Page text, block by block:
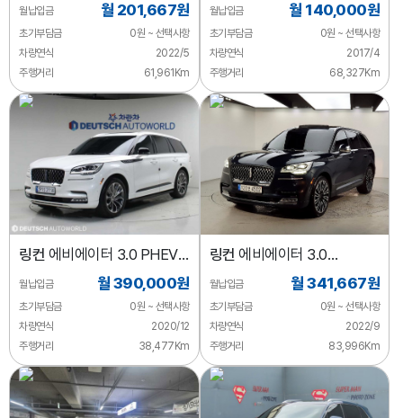
월납입금 월 201,667원
초기부담금
0원 ~ 선택사항
차량연식
2022/5
주행거리
61,961Km
월납입금 월 140,000원
초기부담금
0원 ~ 선택사항
차량연식
2017/4
주행거리
68,327Km
링컨 에비에이터 3.0 PHEV
GT AWD
월납입금 월 390,000원
초기부담금
0원 ~ 선택사항
차량연식
2020/12
주행거리
38,477Km
링컨 에비에이터 3.0
블랙라벨 AWD
월납입금 월 341,667원
초기부담금
0원 ~ 선택사항
차량연식
2022/9
주행거리
83,996Km